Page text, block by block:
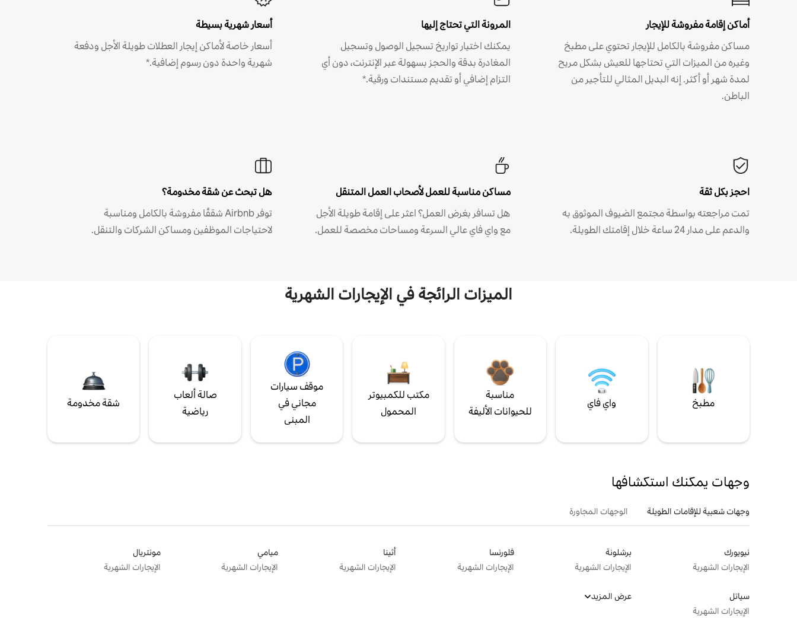
أماكن إقامة مفروشة للإيجار
مساكن مفروشة بالكامل للإيجار تحتوي على مطبخ
وغيره من الميزات التي تحتاجها للعيش بشكل مريح
لمدة شهر أو أكثر. إنه البديل المثالي للتأجير من
الباطن.
المرونة التي تحتاج إليها
يمكنك اختيار تواريخ تسجيل الوصول وتسجيل
المغادرة بدقة والحجز بسهولة عبر الإنترنت، دون أي
التزام إضافي أو تقديم مستندات ورقية.*
أسعار شهرية بسيطة
أسعار خاصة لأماكن إيجار العطلات طويلة الأجل ودفعة
شهرية واحدة دون رسوم إضافية.*
احجز بكل ثقة
تمت مراجعته بواسطة مجتمع الضيوف الموثوق به
والدعم على مدار 24 ساعة خلال إقامتك الطويلة.
مساكن مناسبة للعمل لأصحاب العمل المتنقل
هل تسافر بغرض العمل؟ اعثر على إقامة طويلة الأجل
مع واي فاي عالي السرعة ومساحات مخصصة للعمل.
هل تبحث عن شقة مخدومة؟
توفر Airbnb شققًا مفروشة بالكامل ومناسبة
لاحتياجات الموظفين ومساكن الشركات والتنقل.
الميزات الرائجة في الإيجارات الشهرية
مطبخ واي فاي
مناسبة
للحيوانات الأليفة
مكتب للكمبيوتر
المحمول
موقف سيارات
مجاني في
المبنى
صالة ألعاب
رياضية
شقة مخدومة
وجهات يمكنك استكشافها
وجهات شعبية للإقامات الطويلة الوجهات المجاورة
نيويورك
الإيجارات الشهرية
برشلونة
الإيجارات الشهرية
فلورنسا
الإيجارات الشهرية
أثينا
الإيجارات الشهرية
ميامي
الإيجارات الشهرية
مونتريال
الإيجارات الشهرية
سياتل
الإيجارات الشهرية
عرض المزيد